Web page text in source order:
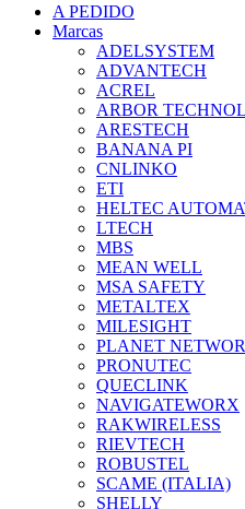
A PEDIDO
Marcas
ADELSYSTEM
ADVANTECH
ACREL
ARBOR
ARESTECH
BANANA PI
CNLINKO
ETI
HELTEC
LTECH
MBS
MEAN WELL
MSA SAFETY
METALTEX
MILESIGHT
PLANET
PRONUTEC
QUECLINK
NAVIGATEWORX
RAKWIRELESS
RIEVTECH
ROBUSTEL
SCAME (ITALIA)
SHELLY